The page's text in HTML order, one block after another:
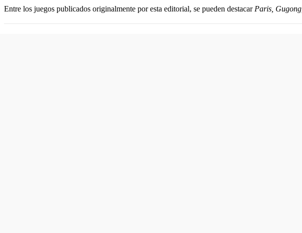
Entre los juegos publicados originalmente por esta editorial, se pueden destacar Paris,